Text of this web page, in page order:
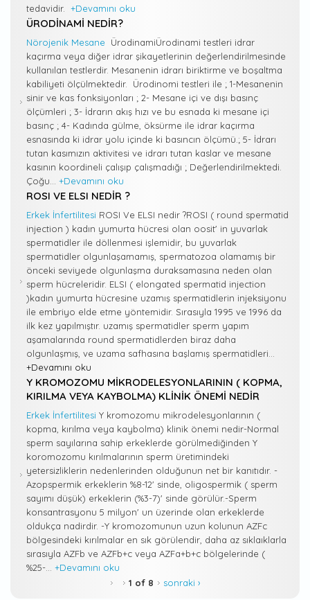
tedavidir. +Devamını oku
ÜRODINAMI NEDIR?
Nörojenik Mesane
ÜrodinamiÜrodinami testleri idrar
kaçırma veya diğer idrar şikayetlerinin değerlendirilmesinde
kullanılan testlerdir. Mesanenin idrarı biriktirme ve boşaltma
kabiliyeti ölçülmektedir. Ürodinomi testleri ile ; 1-Mesanenin
sinir ve kas fonksiyonları ; 2- Mesane içi ve dışı basınç
ölçümleri ; 3- İdrarın akış hızı ve bu esnada ki mesane içi
basınç ; 4- Kadında gülme, öksürme ile idrar kaçırma
esnasında ki idrar yolu içinde ki basıncın ölçümü.; 5- İdrarı
tutan kasımızın aktivitesi ve idrarı tutan kaslar ve mesane
kasının koordineli çalışıp çalışmadığı ; Değerlendirilmektedi.
Çoğu... +Devamını oku
ROSI VE ELSI NEDIR ?
Erkek İnfertilitesi ROSI Ve ELSI nedir ?ROSI ( round spermatid
injection ) kadın yumurta hücresi olan oosit' in yuvarlak
spermatidler ile döllenmesi işlemidir, bu yuvarlak
spermatidler olgunlaşamamış, spermatozoa olamamış bir
önceki seviyede olgunlaşma duraksamasına neden olan
sperm hücreleridir. ELSI ( elongated spermatid injection
)kadın yumurta hücresine uzamış spermatidlerin injeksiyonu
ile embriyo elde etme yöntemidir. Sırasıyla 1995 ve 1996 da
ilk kez yapılmıştır. uzamış spermatidler sperm yapım
aşamalarında round spermatidlerden biraz daha
olgunlaşmış, ve uzama safhasına başlamış spermatidleri...
+Devamını oku
Y KROMOZOMU MIKRODELESYONLARININ ( KOPMA,
KIRILMA VEYA KAYBOLMA) KLINIK ÖNEMI NEDIR
Erkek İnfertilitesi Y kromozomu mikrodelesyonlarının (
kopma, kırılma veya kaybolma) klinik önemi nedir-Normal
sperm sayılarına sahip erkeklerde görülmediğinden Y
koromozomu kırılmalarının sperm üretimindeki
yetersizliklerin nedenlerinden olduğunun net bir kanıtıdır. -
Azopspermik erkeklerin %8-12' sinde, oligospermik ( sperm
sayımı düşük) erkeklerin (%3-7)' sinde görülür.-Sperm
konsantrasyonu 5 milyon' un üzerinde olan erkeklerde
oldukça nadirdir. -Y kromozomunun uzun kolunun AZFc
bölgesindeki kırılmalar en sık görülendir, daha az sıklaıklarla
sırasıyla AZFb ve AZFb+c veya AZFa+b+c bölgelerinde (
%25-... +Devamını oku
1 of 8
sonraki ›